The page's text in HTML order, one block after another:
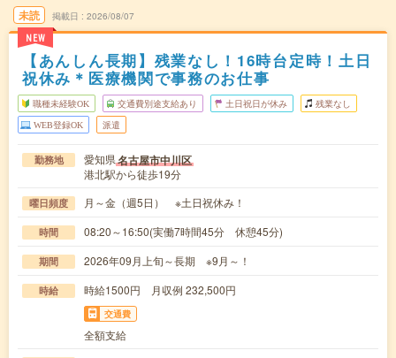
未読
NEW
掲載日 2026/08/07
【あんしん長期】残業なし！16時台定時！土日
祝休み＊医療機関で事務のお仕事
職種未経験OK 交通費別途支給あり 土日祝日が休み 残業なし
WEB登録OK 派遣
勤務地 愛知県名古屋市中川区
港北駅から徒歩19分
曜日頻度 月～金（週5日） ※土日祝休み！
時間 08:20～16:50(実働7時間45分 休憩45分)
期間 2026年09月上旬～長期 ※9月～！
時給 時給1500円 月収例 232,500円
交通費
全額支給